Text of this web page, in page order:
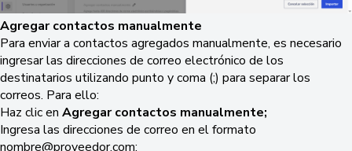
Agregar contactos manualmente
Para enviar a contactos agregados manualmente, es necesario
ingresar las direcciones de correo electrónico de los
destinatarios utilizando punto y coma (;) para separar los
correos. Para ello:
Haz clic en Agregar contactos manualmente;
Ingresa las direcciones de correo en el formato
nombre@proveedor.com;